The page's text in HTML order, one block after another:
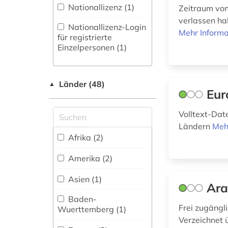
(0)
Philosophie (1)
Physik (1)
Politologie (22)
Psychologie (1)
Rechtswissenschaft
(28)
Romanistik (5)
Slavistik (1)
Soziologie (13)
Sport (0)
bildungswesen (1)
biographie (3)
brauchtum (1)
buchhandel (1)
burg (1)
cd-rom (1)
(2)
chemisches produkt
(1)
Nationallizenz (1)
Nationallizenz-Login
für registrierte
Einzelpersonen (1)
▲ Länder (48)
Afrika (2)
Amerika (2)
Asien (1)
Baden-
Wuerttemberg (1)
Zeitraum
verlassen
Mehr
Volltext-
Ländern
Frei
Verzeichnet